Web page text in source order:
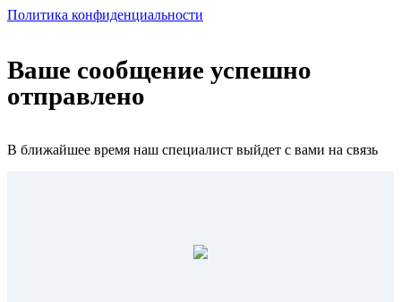
Политика конфиденциальности
Ваше сообщение успешно
отправлено
В ближайшее время наш специалист выйдет с вами на связь